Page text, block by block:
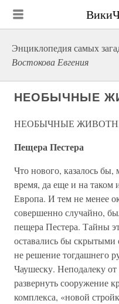
Энциклопедия самых
Востокова Евгения
НЕОБЫЧНЫЕ
НЕОБЫЧНЫЕ
Пещера Пестера
Что нового, казалось
время, да еще и на таком
Европа. И тем не менее
совершенно случайно,
пещера Пестера. Тайны
оставались бы скрытыми
не решение тогдашнего
Чаушеску. Неподалеку
развернуть сооружение
комплекса, «новой